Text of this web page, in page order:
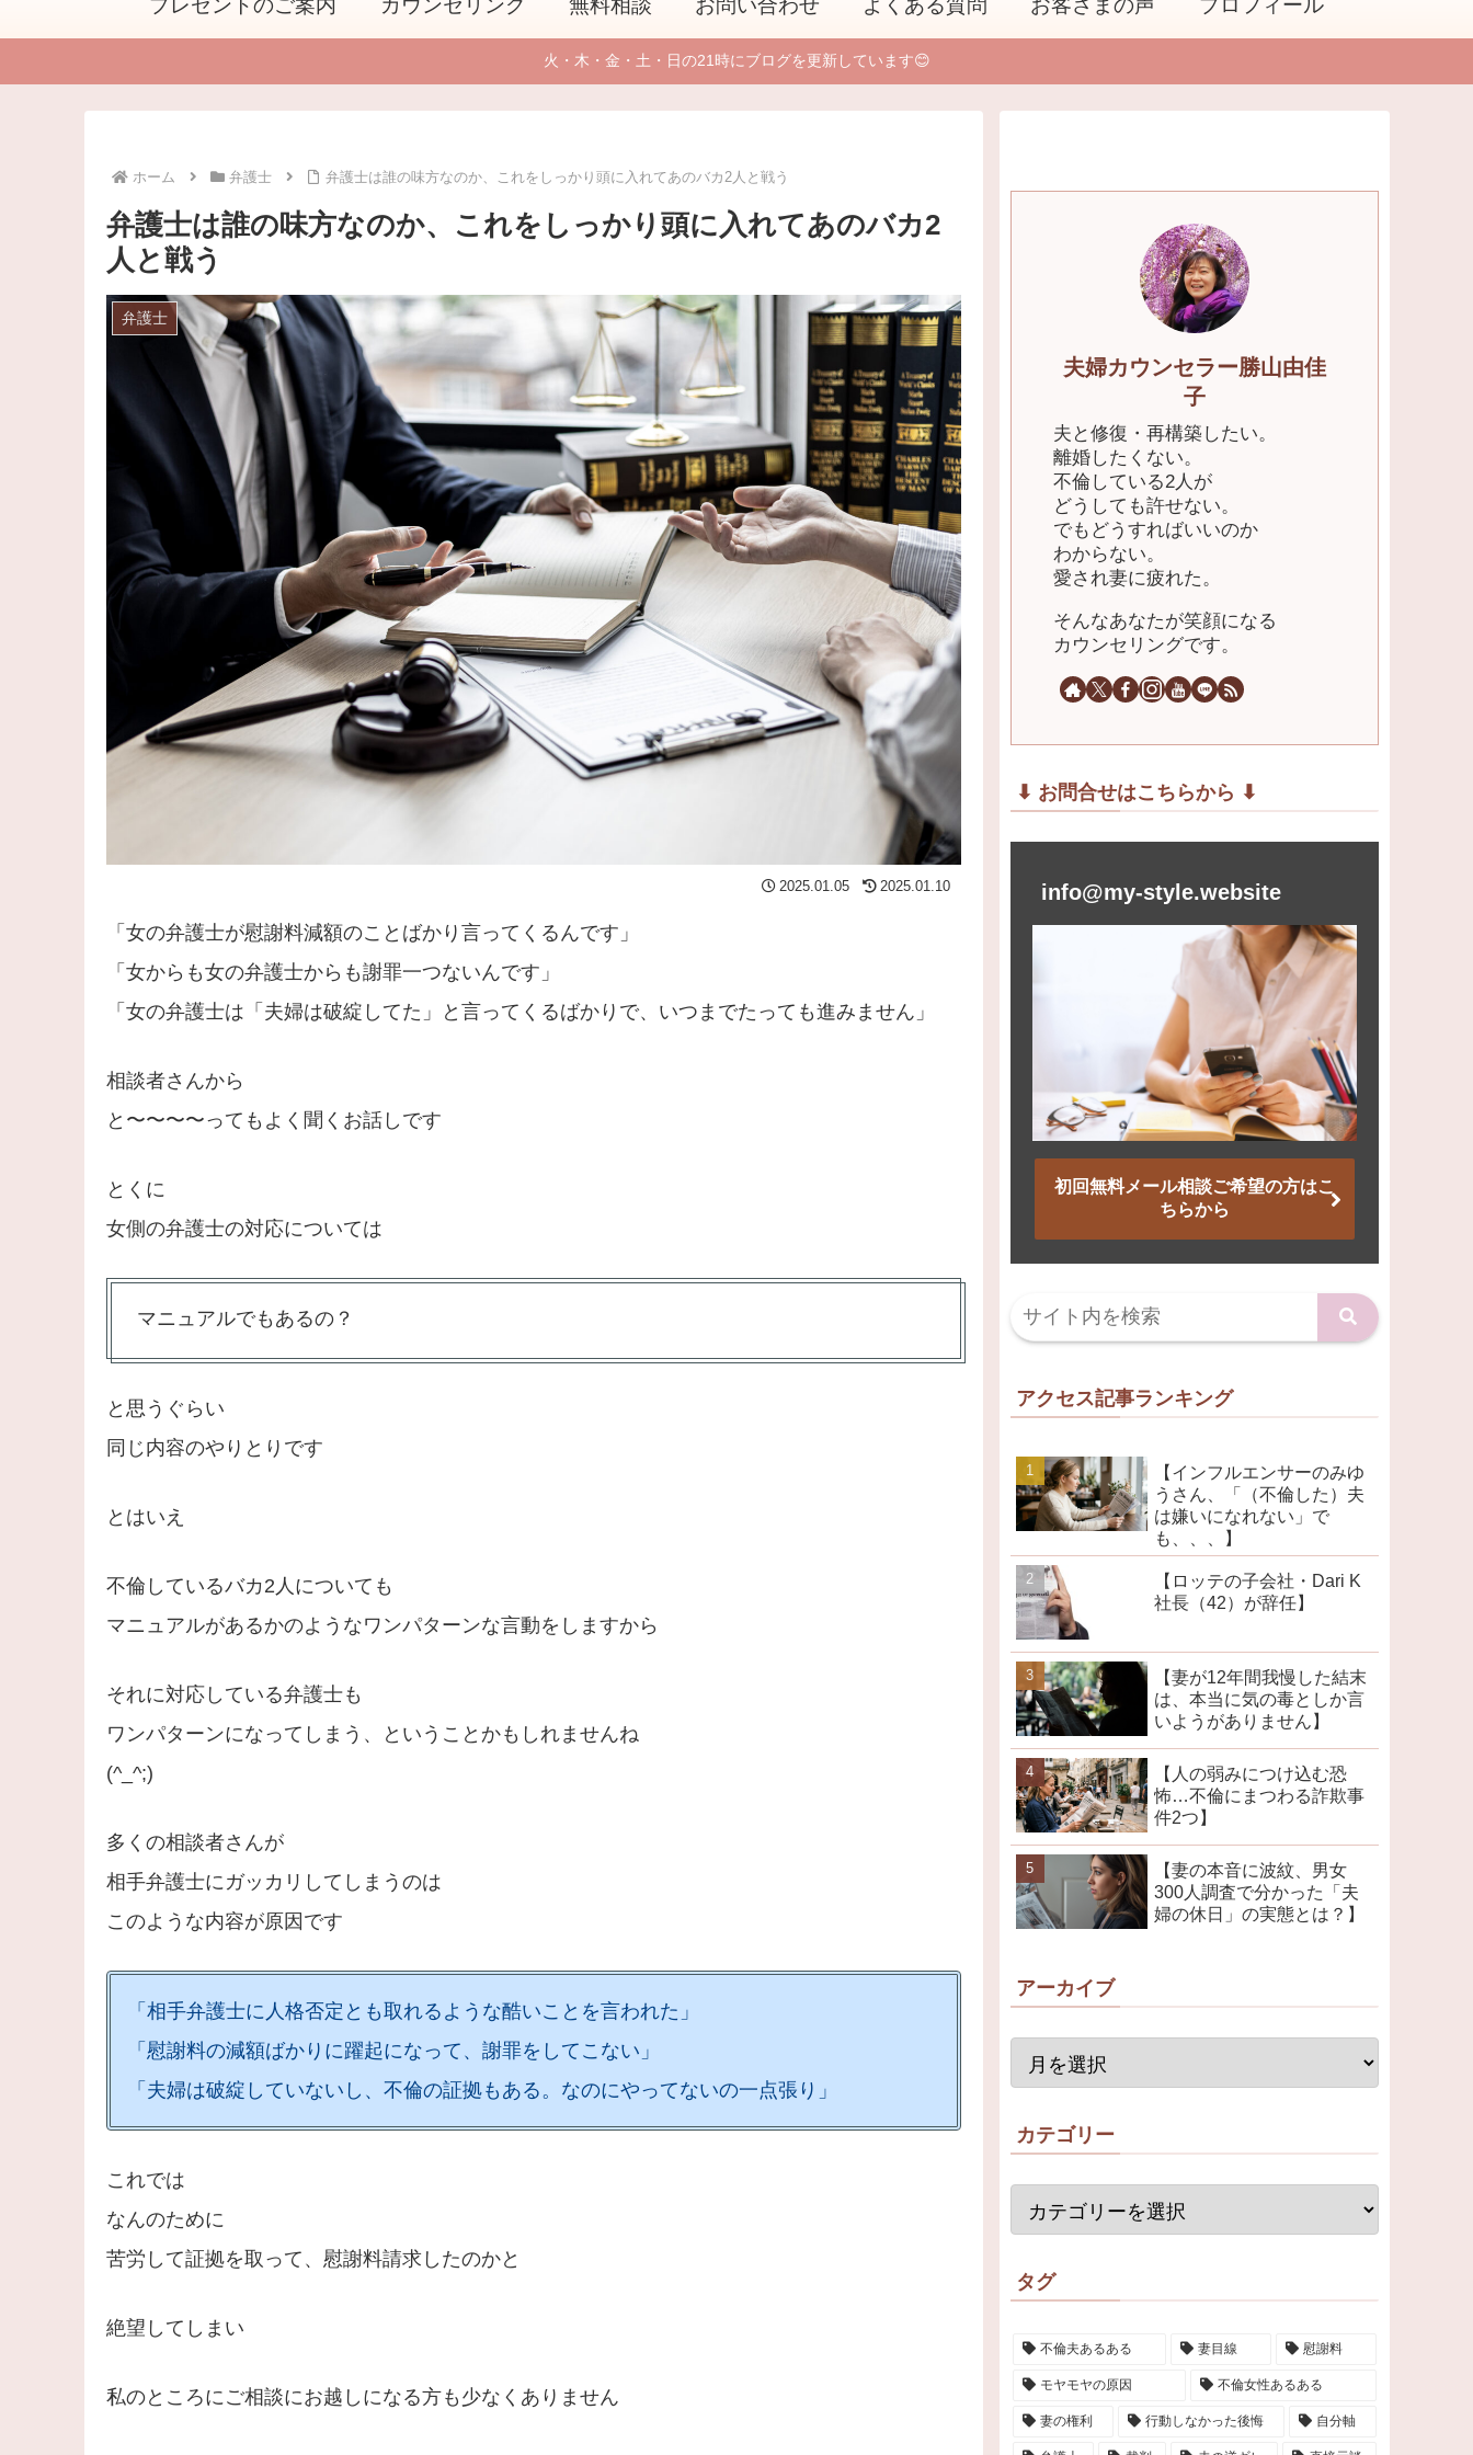
プレゼントのご案内 カウンセリング 無料相談 お問い合わせ よくある質問 お客さまの声 プロフィール
火・木・金・土・日の21時にブログを更新しています😊
ホーム 弁護士 弁護士は誰の味方なのか、これをしっかり頭に入れてあのバカ2人と戦う
弁護士は誰の味方なのか、これをしっかり頭に入れてあのバカ2
人と戦う
弁護士
2025.01.05 2025.01.10
「女の弁護士が慰謝料減額のことばかり言ってくるんです」
「女からも女の弁護士からも謝罪一つないんです」
「女の弁護士は「夫婦は破綻してた」と言ってくるばかりで、いつまでたっても進みません」
相談者さんから
と〜〜〜〜ってもよく聞くお話しです
とくに
女側の弁護士の対応については
マニュアルでもあるの？
と思うぐらい
同じ内容のやりとりです
とはいえ
不倫しているバカ2人についても
マニュアルがあるかのようなワンパターンな言動をしますから
それに対応している弁護士も
ワンパターンになってしまう、ということかもしれませんね
(^_^;)
多くの相談者さんが
相手弁護士にガッカリしてしまうのは
このような内容が原因です
「相手弁護士に人格否定とも取れるような酷いことを言われた」
「慰謝料の減額ばかりに躍起になって、謝罪をしてこない」
「夫婦は破綻していないし、不倫の証拠もある。なのにやってないの一点張り」
これでは
なんのために
苦労して証拠を取って、慰謝料請求したのかと
絶望してしまい
私のところにご相談にお越しになる方も少なくありません
夫婦カウンセラー勝山由佳
子
夫と修復・再構築したい。
離婚したくない。
不倫している2人が
どうしても許せない。
でもどうすればいいのか
わからない。
愛され妻に疲れた。
そんなあなたが笑顔になる
カウンセリングです。
⬇︎ お問合せはこちらから ⬇︎
info@my-style.website
初回無料メール相談ご希望の方はこ
ちらから
アクセス記事ランキング
【インフルエンサーのみゆ
うさん、「（不倫した）夫
は嫌いになれない」で
も、、、】
【ロッテの子会社・Dari K
社長（42）が辞任】
【妻が12年間我慢した結末
は、本当に気の毒としか言
いようがありません】
【人の弱みにつけ込む恐
怖…不倫にまつわる詐欺事
件2つ】
【妻の本音に波紋、男女
300人調査で分かった「夫
婦の休日」の実態とは？】
アーカイブ
カテゴリー
タグ
不倫夫あるある 妻目線 慰謝料
モヤモヤの原因 不倫女性あるある
妻の権利 行動しなかった後悔 自分軸